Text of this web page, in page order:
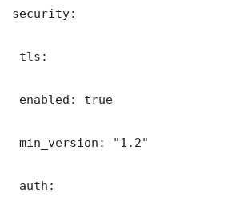
security:
tls:
enabled: true
min_version: "1.2"
auth: